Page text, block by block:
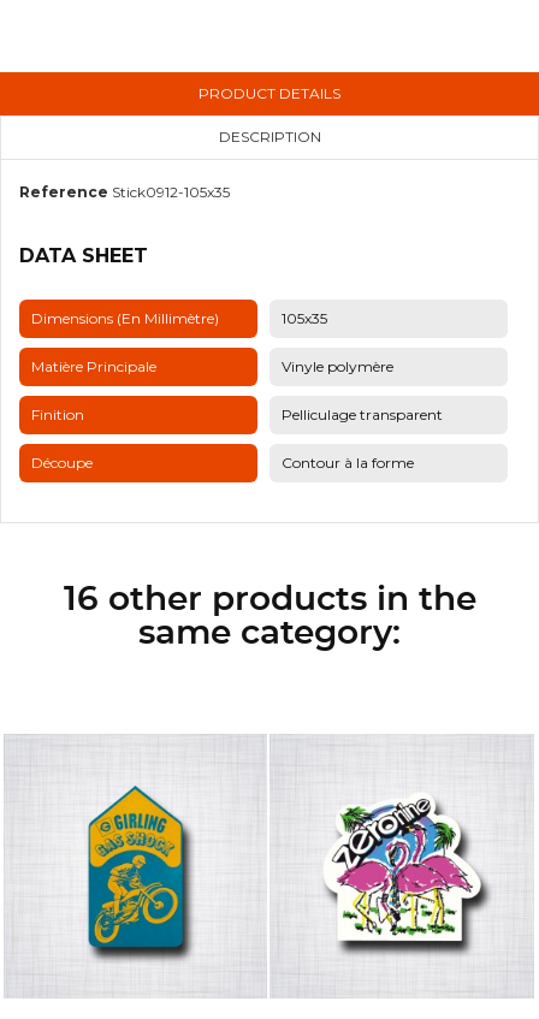
PRODUCT DETAILS
DESCRIPTION
Reference Stick0912-105x35
DATA SHEET
Dimensions (en Millimètre) 105x35
Matière Principale Vinyle polymère
Finition Pelliculage transparent
Découpe Contour à la forme
16 other products in the
same category: